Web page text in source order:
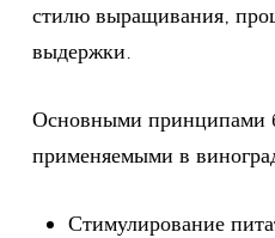
стилю выращивания,
выдержки.
Основными принципами
применяемыми в
Стимулирование